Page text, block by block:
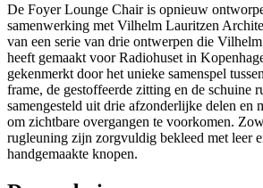
De Foyer Lounge Chair is opnieuw
samenwerking met Vilhelm Lauritzen
van een serie van drie ontwerpen die
heeft gemaakt voor Radiohuset in
gekenmerkt door het unieke samenspel
frame, de gestoffeerde zitting en de schuine
samengesteld uit drie afzonderlijke delen en
om zichtbare overgangen te voorkomen.
rugleuning zijn zorgvuldig bekleed met leer
handgemaakte knopen.